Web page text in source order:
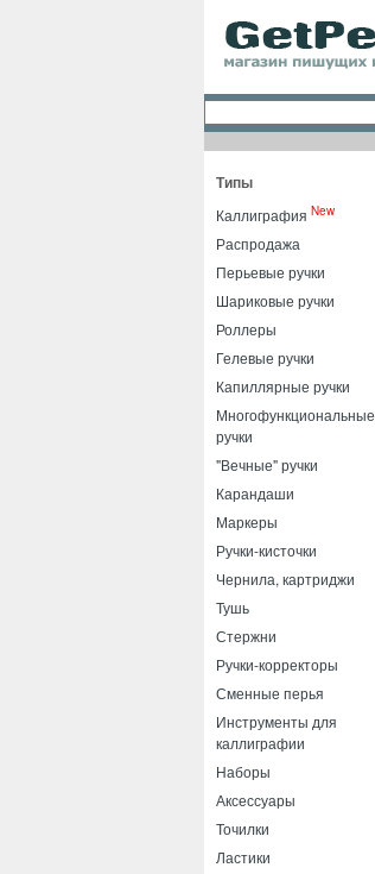
Типы
Каллиграфия New
Распродажа
Перьевые ручки
Шариковые ручки
Роллеры
Гелевые ручки
Капиллярные ручки
Многофункциональные
ручки
"Вечные" ручки
Карандаши
Маркеры
Ручки-кисточки
Чернила, картриджи
Тушь
Стержни
Ручки-корректоры
Сменные перья
Инструменты для
каллиграфии
Наборы
Аксессуары
Точилки
Ластики